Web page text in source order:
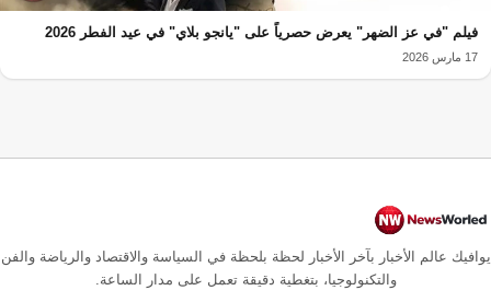
فيلم "في عز الضهر" يعرض حصرياً على "يانجو بلاي" في عيد الفطر 2026
17 مارس 2026
يوافيك عالم الأخبار بآخر الأخبار لحظة بلحظة في السياسة والاقتصاد والرياضة والفن
والتكنولوجيا، بتغطية دقيقة تعمل على مدار الساعة.